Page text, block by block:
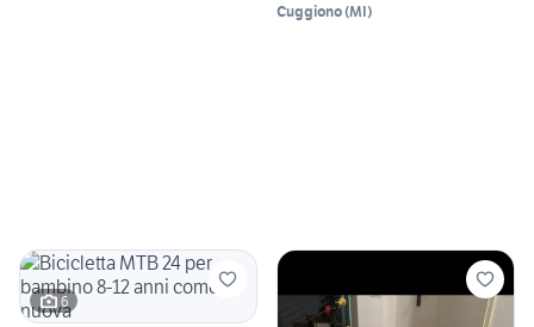
Cuggiono(MI)
6